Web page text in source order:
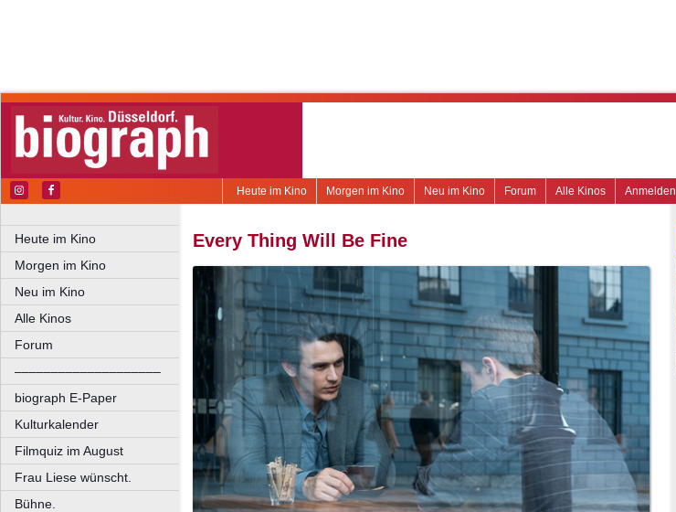
Anmelden
Alle Kinos
Forum
Neu im Kino
Morgen im Kino
Heute im Kino
Heute im Kino
Morgen im Kino
Neu im Kino
Alle Kinos
Forum
––––––––––––––––––––
biograph E-Paper
Kulturkalender
Filmquiz im August
Frau Liese wünscht.
Bühne.
Every Thing Will Be Fine